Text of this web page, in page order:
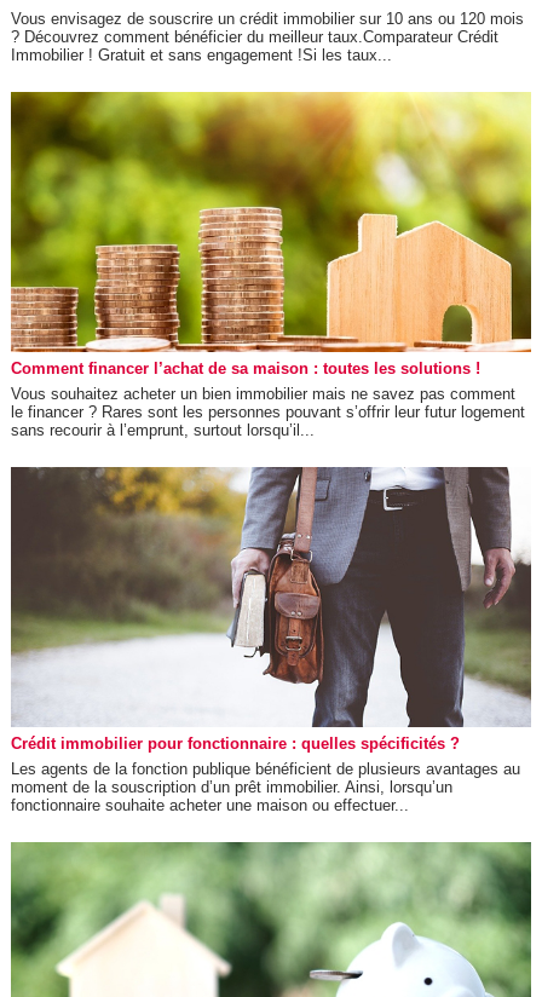
Vous envisagez de souscrire un crédit immobilier sur 10 ans ou 120 mois
? Découvrez comment bénéficier du meilleur taux.Comparateur Crédit
Immobilier ! Gratuit et sans engagement !Si les taux...
Comment financer l’achat de sa maison : toutes les solutions !
Vous souhaitez acheter un bien immobilier mais ne savez pas comment
le financer ? Rares sont les personnes pouvant s’offrir leur futur logement
sans recourir à l’emprunt, surtout lorsqu’il...
Crédit immobilier pour fonctionnaire : quelles spécificités ?
Les agents de la fonction publique bénéficient de plusieurs avantages au
moment de la souscription d’un prêt immobilier. Ainsi, lorsqu’un
fonctionnaire souhaite acheter une maison ou effectuer...